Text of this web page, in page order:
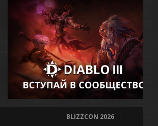
BLIZZCON 2026